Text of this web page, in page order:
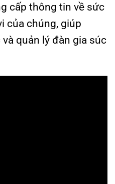
cấp thông tin về sức
của chúng, giúp
quản lý đàn gia súc